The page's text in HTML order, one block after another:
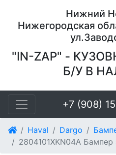
Нижний
Нижегородская
"IN-ZAP" -
Б/У В
+7 (908)
Haval Dargo
2804101XKN04A